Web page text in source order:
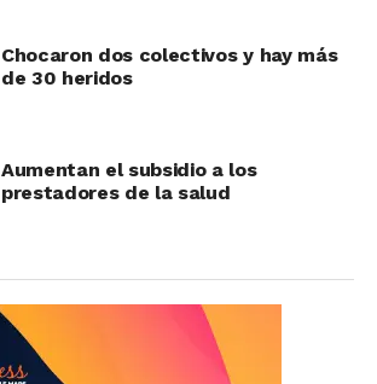
Chocaron dos colectivos y hay más
de 30 heridos
Aumentan el subsidio a los
prestadores de la salud